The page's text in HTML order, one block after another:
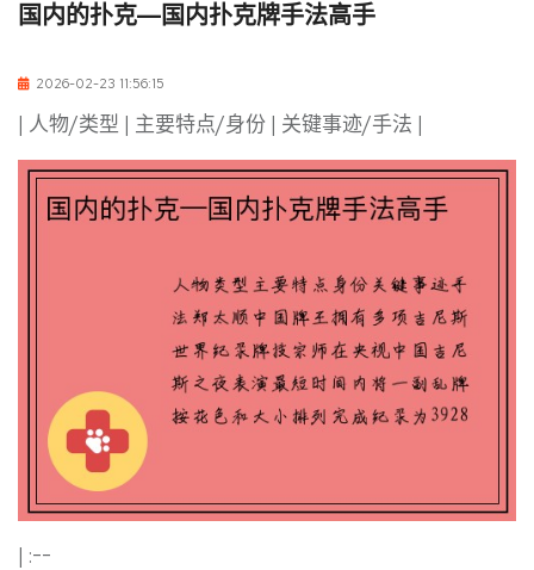
国内的扑克—国内扑克牌手法高手
2026-02-23 11:56:15
| 人物/类型 | 主要特点/身份 | 关键事迹/手法 |
| :--